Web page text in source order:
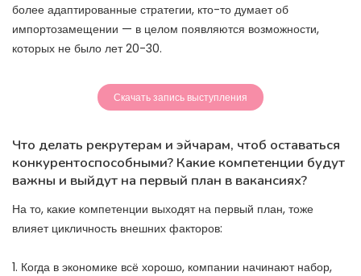
более адаптированные стратегии, кто-то думает об
импортозамещении — в целом появляются возможности,
которых не было лет 20-30.
Скачать запись выступления
Что делать рекрутерам и эйчарам, чтоб оставаться
конкурентоспособными? Какие компетенции будут
важны и выйдут на первый план в вакансиях?
На то, какие компетенции выходят на первый план, тоже
влияет цикличность внешних факторов:
1. Когда в экономике всё хорошо, компании начинают набор,